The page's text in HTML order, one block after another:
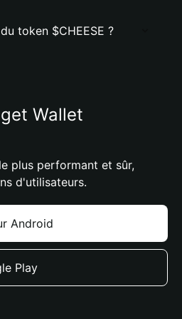
token $CHEESE ?
Wallet
plus performant et sûr,
d'utilisateurs.
Android
Play